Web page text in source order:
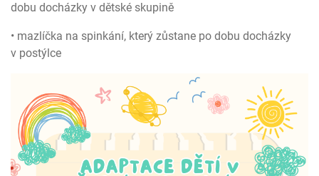
dobu docházky v dětské skupině
• mazlíčka na spinkání, který zůstane po dobu docházky
v postýlce